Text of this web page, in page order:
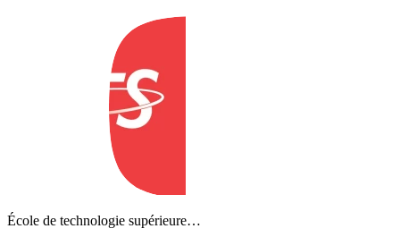
École de technologie supérieure…